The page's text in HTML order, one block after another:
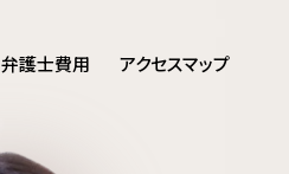
弁護士費用 アクセスマップ